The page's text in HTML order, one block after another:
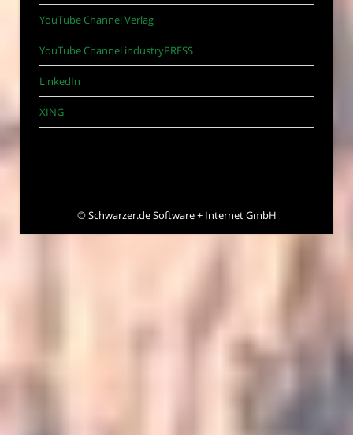
YouTube Channel Verlag
YouTube Channel industryPRESS
LinkedIn
XING
©Schwarzer.de Software + Internet GmbH